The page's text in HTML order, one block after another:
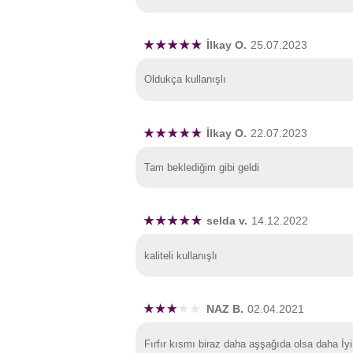
İlkay O. 25.07.2023
Oldukça kullanışlı
İlkay O. 22.07.2023
Tam beklediğim gibi geldi
selda v. 14.12.2022
kaliteli kullanışlı
NAZ B. 02.04.2021
Fırfır kısmı biraz daha aşşağıda olsa daha